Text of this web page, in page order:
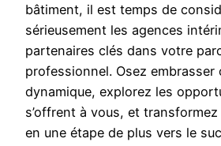
bâtiment, il est temps de
sérieusement les agences
partenaires clés dans votre
professionnel. Osez embrasser
dynamique, explorez les
s’offrent à vous, et
en une étape de plus vers le